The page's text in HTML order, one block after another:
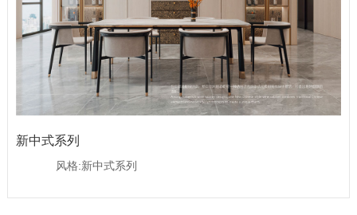
新中式系列
风格:新中式系列